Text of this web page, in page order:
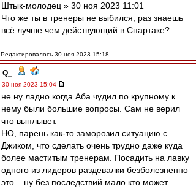
Штык-молодец » 30 ноя 2023 11:01
Что же ты в тренеры не выбился, раз знаешь
всё лучше чем действующий в Спартаке?
Редактировалось 30 ноя 2023 15:18
Q_
-
30 ноя 2023 15:04
не ну ладно когда Аба чудил по крупному к
нему были большие вопросы. Сам не верил
что выплывет.
НО, парень как-то заморозил ситуацию с
Джиком, что сделать очень трудно даже куда
более маститым тренерам. Посадить на лавку
одного из лидеров раздевалки безболезненно
это .. ну без последствий мало кто может.